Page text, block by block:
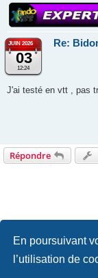
En poursuivant
l’utilisation de
JUIN 2026
03
12:24
Re:
J'ai testé en vtt , pas
Répondre
Utilisateurs parcourant ce
Index du forum